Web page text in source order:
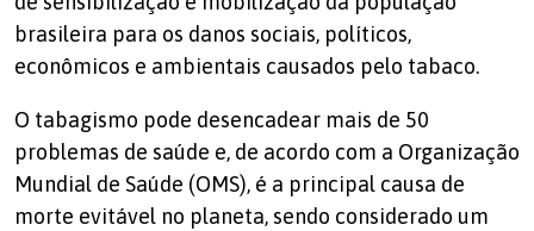
brasileira para os danos sociais, políticos,
econômicos e ambientais causados pelo tabaco.
O tabagismo pode desencadear mais de 50
problemas de saúde e, de acordo com a Organização
Mundial de Saúde (OMS), é a principal causa de
morte evitável no planeta, sendo considerado um